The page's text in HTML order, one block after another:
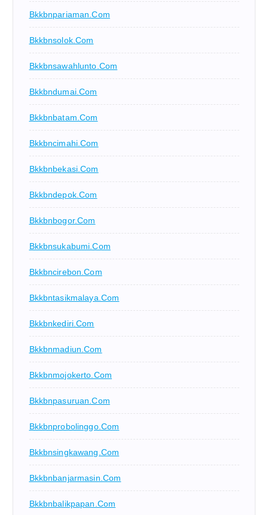
Bkkbnpariaman.com
Bkkbnsolok.com
Bkkbnsawahlunto.com
Bkkbndumai.com
Bkkbnbatam.com
Bkkbncimahi.com
Bkkbnbekasi.com
Bkkbndepok.com
Bkkbnbogor.com
Bkkbnsukabumi.com
Bkkbncirebon.com
Bkkbntasikmalaya.com
Bkkbnkediri.com
Bkkbnmadiun.com
Bkkbnmojokerto.com
Bkkbnpasuruan.com
Bkkbnprobolinggo.com
Bkkbnsingkawang.com
Bkkbnbanjarmasin.com
Bkkbnbalikpapan.com